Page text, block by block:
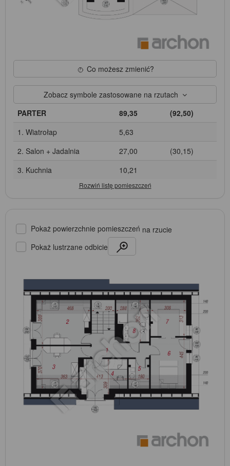
Co możesz zmienić?
Zobacz symbole zastosowane na rzutach
PARTER
89,35
(92,50)
1. Wiatrołap
5,63
2. Salon + Jadalnia
27,00
(30,15)
3. Kuchnia
10,21
Pokaż powierzchnie pomieszczeń na rzucie
Pokaż lustrzane odbicie